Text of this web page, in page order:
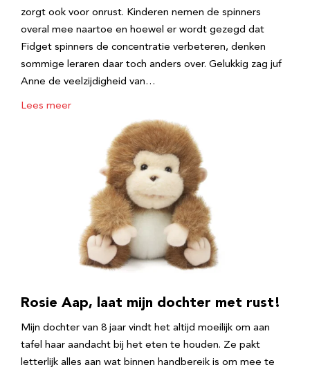
zorgt ook voor onrust. Kinderen nemen de spinners
overal mee naartoe en hoewel er wordt gezegd dat
Fidget spinners de concentratie verbeteren, denken
sommige leraren daar toch anders over. Gelukkig zag juf
Anne de veelzijdigheid van…
Lees meer
Rosie Aap, laat mijn dochter met rust!
Mijn dochter van 8 jaar vindt het altijd moeilijk om aan
tafel haar aandacht bij het eten te houden. Ze pakt
letterlijk alles aan wat binnen handbereik is om mee te